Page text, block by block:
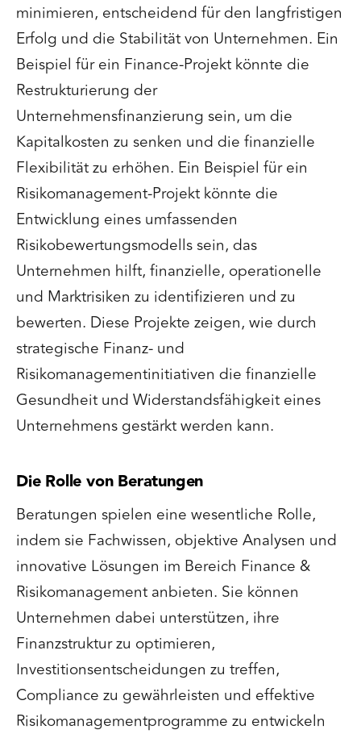
minimieren, entscheidend für den langfristigen
Erfolg und die Stabilität von Unternehmen. Ein
Beispiel für ein Finance-Projekt könnte die
Restrukturierung der
Unternehmensfinanzierung sein, um die
Kapitalkosten zu senken und die finanzielle
Flexibilität zu erhöhen. Ein Beispiel für ein
Risikomanagement-Projekt könnte die
Entwicklung eines umfassenden
Risikobewertungsmodells sein, das
Unternehmen hilft, finanzielle, operationelle
und Marktrisiken zu identifizieren und zu
bewerten. Diese Projekte zeigen, wie durch
strategische Finanz- und
Risikomanagementinitiativen die finanzielle
Gesundheit und Widerstandsfähigkeit eines
Unternehmens gestärkt werden kann.
Die Rolle von Beratungen
Beratungen spielen eine wesentliche Rolle,
indem sie Fachwissen, objektive Analysen und
innovative Lösungen im Bereich Finance &
Risikomanagement anbieten. Sie können
Unternehmen dabei unterstützen, ihre
Finanzstruktur zu optimieren,
Investitionsentscheidungen zu treffen,
Compliance zu gewährleisten und effektive
Risikomanagementprogramme zu entwickeln